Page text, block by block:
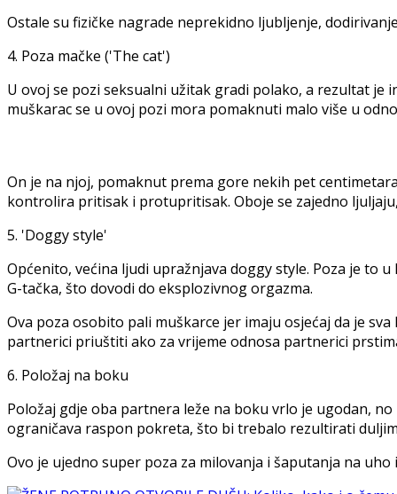
Ostale su fizičke nagrade neprekidno ljubljenje,
4. Poza mačke ('The cat')
U ovoj se pozi seksualni užitak gradi polako, a rezultat
muškarac se u ovoj pozi mora pomaknuti malo više u
On je na njoj, pomaknut prema gore nekih pet
kontrolira pritisak i protupritisak. Oboje se zajedno
5. 'Doggy style'
Općenito, većina ljudi upražnjava doggy style. Poza je to
G-tačka, što dovodi do eksplozivnog orgazma.
Ova poza osobito pali muškarce jer imaju osjećaj da je
partnerici priuštiti ako za vrijeme odnosa partnerici
6. Položaj na boku
Položaj gdje oba partnera leže na boku vrlo je ugodan,
ograničava raspon pokreta, što bi trebalo rezultirati
Ovo je ujedno super poza za milovanja i šaputanja na